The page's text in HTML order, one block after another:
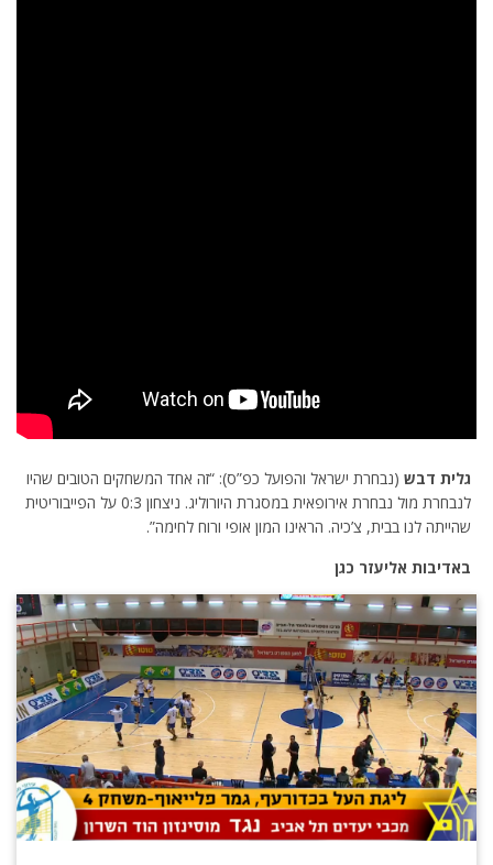
גלית דבש (נבחרת ישראל והפועל כפ”ס): “זה אחד המשחקים הטובים שהיו
לנבחרת מול נבחרת אירופאית במסגרת היורוליג. ניצחון 0:3 על הפייבוריטית
שהייתה לנו בבית, צ’כיה. הראינו המון אופי ורוח לחימה”.
באדיבות אליעזר כגן